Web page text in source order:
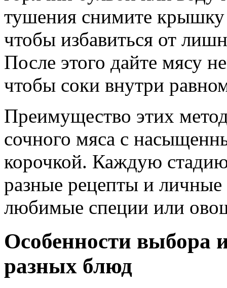
тушения снимите крышку
чтобы избавиться от
После этого дайте мясу
чтобы соки внутри
Преимущество этих
сочного мяса с
корочкой. Каждую
разные рецепты и личные
любимые специи или
Особенности выбора
разных блюд